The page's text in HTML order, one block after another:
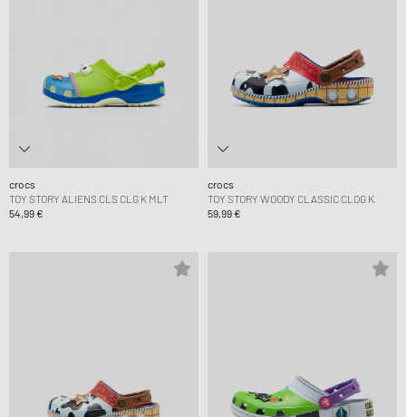
crocs
TOY STORY ALIENS CLS CLG K MLT
54,99 €
crocs
TOY STORY WOODY CLASSIC CLOG K
59,99 €